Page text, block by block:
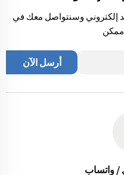
الظروف
قاسية إلى
سبق لك
تساءلت
كيف يتم
إلكتروني وسنتواصل معك في
أرسل الآن
/ واتساب